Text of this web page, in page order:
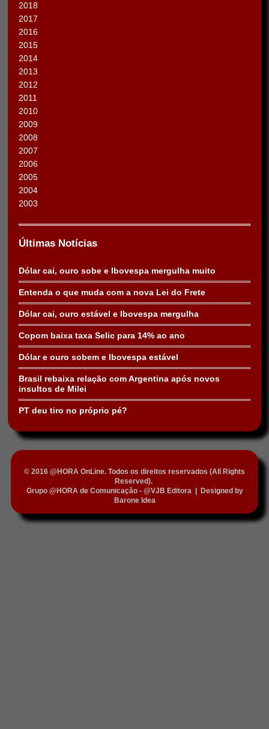
2018
2017
2016
2015
2014
2013
2012
2011
2010
2009
2008
2007
2006
2005
2004
2003
Últimas Notícias
Dólar cai, ouro sobe e Ibovespa mergulha muito
Entenda o que muda com a nova Lei do Frete
Dólar cai, ouro estável e Ibovespa mergulha
Copom baixa taxa Selic para 14% ao ano
Dólar e ouro sobem e Ibovespa estável
Brasil rebaixa relação com Argentina após novos
insultos de Milei
PT deu tiro no próprio pé?
© 2016 @HORA OnLine. Todos os direitos reservados (All Rights
Reserved).
Grupo @HORA de Comunicação - @VJB Editora|
Designed by
Barone Idea